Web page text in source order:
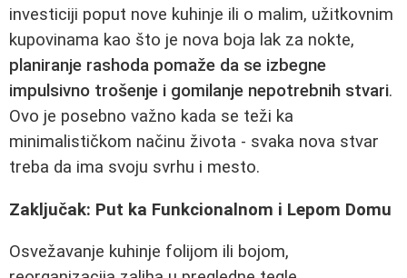
investiciji poput nove kuhinje ili o malim, užitkovnim
kupovinama kao što je nova boja lak za nokte,
planiranje rashoda pomaže da se izbegne
impulsivno trošenje i gomilanje nepotrebnih stvari.
Ovo je posebno važno kada se teži ka
minimalističkom načinu života - svaka nova stvar
treba da ima svoju svrhu i mesto.
Zaključak: Put ka Funkcionalnom i Lepom Domu
Osvežavanje kuhinje folijom ili bojom,